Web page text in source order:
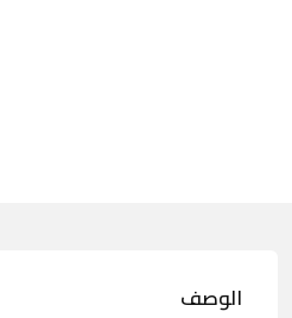
الوصف